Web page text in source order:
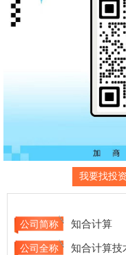
我要找投
公司简称 知合计算
公司全称 知合计算技